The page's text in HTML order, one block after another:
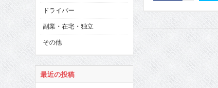
ドライバー
副業・在宅・独立
その他
最近の投稿